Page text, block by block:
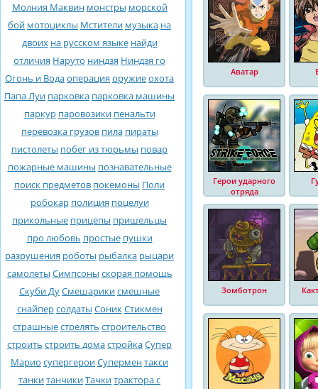
Молния Маквин монстры морской
бой мотоциклы Мстители музыка на
двоих на русском языке найди
отличия Наруто ниндзя Ниндзя го
Огонь и Водаоперация оружиеохота
Папа Луи парковка парковка машины
паркур паровозики пенальти
перевозка грузов пила пираты
пистолеты побег из тюрьмы повар
пожарные машины познавательные
поиск предметов покемоны Поли
робокар полиция поцелуи
прикольные прицепы пришельцы
про любовь простые пушки
разрушения роботы рыбалка рыцари
самолеты Симпсоны скорая помощь
Скуби ДуСмешарикисмешные
снайперсолдаты СоникСтикмен
страшныестрелять строительство
строить строить домастройкаСупер
Марио супергероиСуперментакси
танкитанчикиТачкитрактора с
Аватар
Герои ударного
отряда
Зомботрон